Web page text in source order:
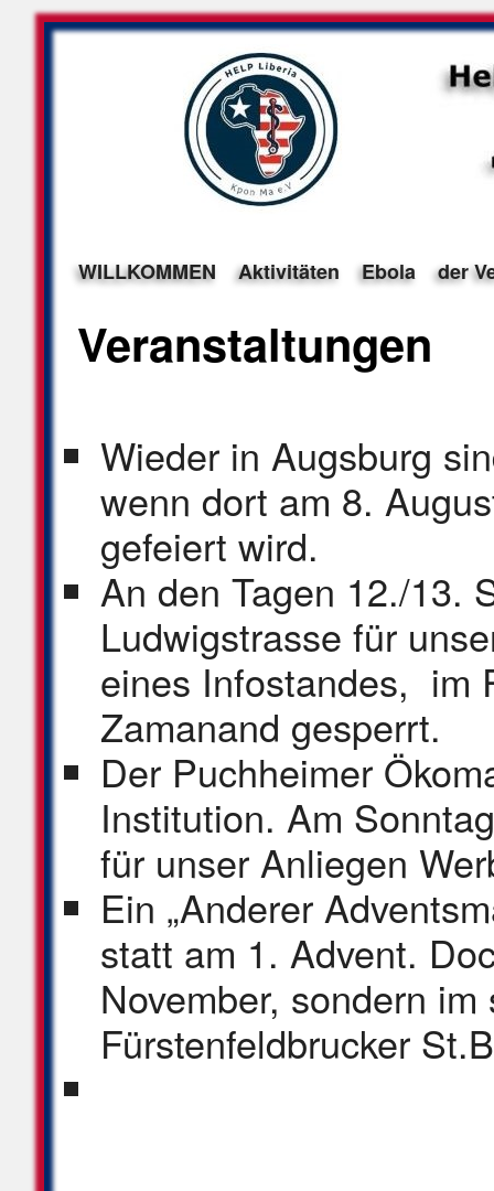
WILLKOMMEN Aktivitäten Ebola der
Veranstaltungen
Wieder in Augsburg
wenn dort am 8.
gefeiert wird.
An den Tagen 12./13.
Ludwigstrasse für
eines Infostandes, im
Zamanand gesperrt.
Der Puchheimer
Institution. Am
für unser Anliegen
Ein „Anderer
statt am 1. Advent.
November, sondern
Fürstenfeldbrucker